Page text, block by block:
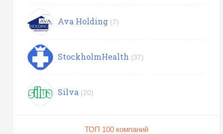
Ava Holding (7)
StockholmHealth (37)
Silva (20)
ТОП 100 компаний